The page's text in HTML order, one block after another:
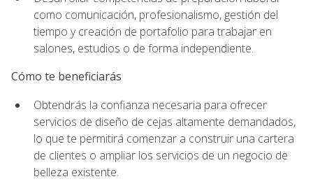
como comunicación, profesionalismo, gestión del
tiempo y creación de portafolio para trabajar en
salones, estudios o de forma independiente.
Cómo te beneficiarás
Obtendrás la confianza necesaria para ofrecer
servicios de diseño de cejas altamente demandados,
lo que te permitirá comenzar a construir una cartera
de clientes o ampliar los servicios de un negocio de
belleza existente.